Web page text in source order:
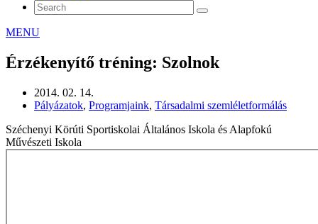
MENU
Érzékenyítő tréning: Szolnok
2014. 02. 14.
Pályázatok, Programjaink, Társadalmi szemléletformálás
Széchenyi Körúti Sportiskolai Általános Iskola és Alapfokú
Művészeti Iskola